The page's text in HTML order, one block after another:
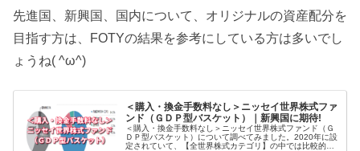
先進国、新興国、国内について、オリジナルの資産配分を
目指す方は、FOTYの結果を参考にしている方は多いでし
ょうね( ^ω^)
＜購入・換金手数料なし＞ニッセイ世界株式ファ
ンド（ＧＤＰ型バスケット）｜新興国に期待!
＜購入・換金手数料なし＞ニッセイ世界株式ファンド（Ｇ
ＤＰ型バスケット）について調べてみました。2020年に設
定されていて、【全世界株式カテゴリ】の中では比較的新